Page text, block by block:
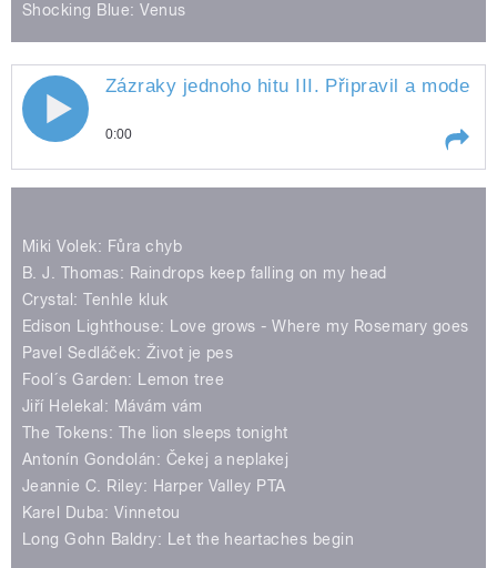
Shocking Blue: Venus
Play /
pause
Zázraky jednoho hitu III. Připravil a
0:00
Zázraky jednoho hitu III. Připravil a
Skalka
Miki Volek: Fůra chyb
B. J. Thomas: Raindrops keep falling on my head
Crystal: Tenhle kluk
Edison Lighthouse: Love grows - Where my Rosemary goes
Pavel Sedláček: Život je pes
Fool´s Garden: Lemon tree
Jiří Helekal: Mávám vám
The Tokens: The lion sleeps tonight
Antonín Gondolán: Čekej a neplakej
Jeannie C. Riley: Harper Valley PTA
Karel Duba: Vinnetou
Long Gohn Baldry: Let the heartaches begin